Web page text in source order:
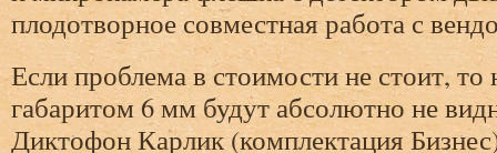
плодотворное совместная работа с
Если проблема в стоимости не стоит,
габаритом 6 мм будут абсолютно не
Диктофон Карлик (комплектация